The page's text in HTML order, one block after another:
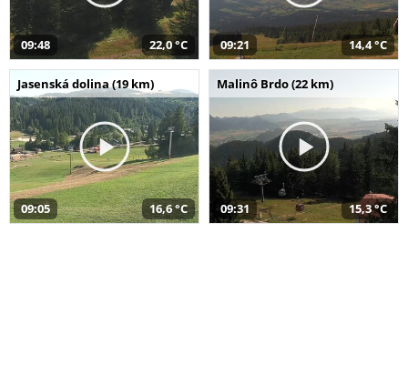
09:48 22,0 °C 09:21 14,4 °C
Jasenská dolina (19 km)
09:05 16,6 °C
Malinô Brdo (22 km)
09:31 15,3 °C